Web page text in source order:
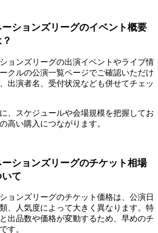
ションズリーグのイベント概要
ョンズリーグの出演イベントやライブ情
クルの公演一覧ページでご確認いただけ
出演者名、受付状況なども併せてチェッ
、スケジュールや会場規模を把握してお
高い購入につながります。
ションズリーグのチケット相場
て
ョンズリーグのチケット価格は、公演日
、人気度によって大きく異なります。特
出品数や価格が変動するため、早めのチ
す。